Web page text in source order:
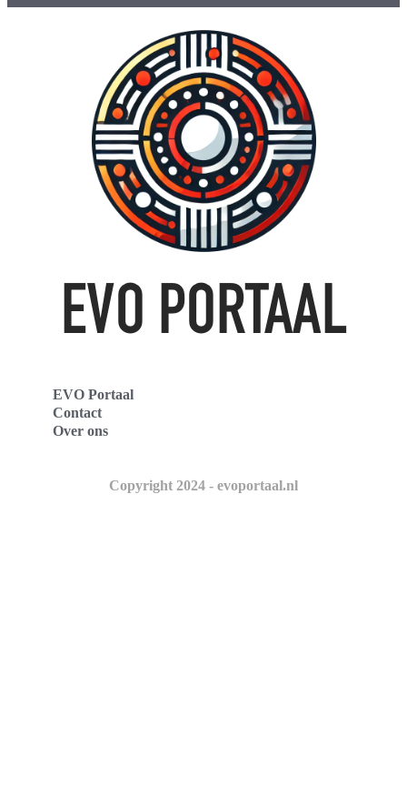
EVO Portaal
Contact
Over ons
Copyright 2024 - evoportaal.nl